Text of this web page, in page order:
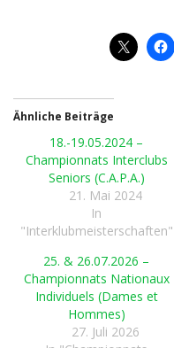
Ähnliche Beiträge
18.-19.05.2024 –
Championnats Interclubs
Seniors (C.A.P.A.)
21. Mai 2024
In
"Interklubmeisterschaften"
25. & 26.07.2026 –
Championnats Nationaux
Individuels (Dames et
Hommes)
27. Juli 2026